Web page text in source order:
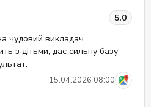
15.04.2026 08:00
5.0
чудовий викладач.
з дітьми, дає сильну базу